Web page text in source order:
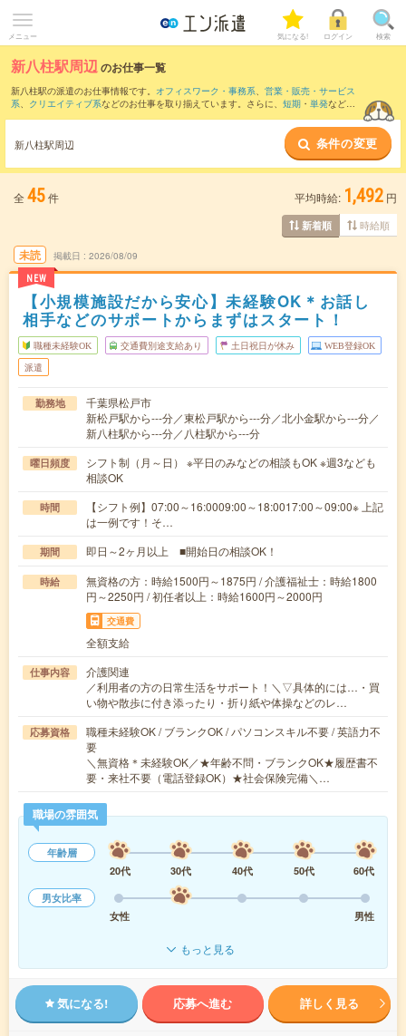
メニュー 気になる! ログイン 検索
新八柱駅周辺のお仕事一覧
新八柱駅の派遣のお仕事情報です。 オフィスワーク・事務系、 営業・販売・サービス
系、 クリエイティブ系などのお仕事を取り揃えています。さらに、 短期 ・ 単発などの
また、柏駅・船橋駅
など近隣駅のお仕事もご確認
いただけます。
新八柱駅周辺 条件の変更
全 45件 平均時給: 1,492 円
新着順 時給順
未読
NEW
掲載日 2026/08/09
【小規模施設だから安心】未経験OK＊お話し
相手などのサポートからまずはスタート！
職種未経験OK 交通費別途支給あり 土日祝日が休み WEB登録OK
派遣
勤務地
千葉県松戸市
新松戸駅から---分／東松戸駅から---分／北小金駅から---分／
新八柱駅から---分／八柱駅から---分
曜日頻度
シフト制（月～日） ※平日のみなどの相談もOK ※週3なども
相談OK
時間
【シフト例】07:00～16:0009:00～18:0017:00～09:00※ 上記
は一例です！そ…
期間 即日～2ヶ月以上 ■開始日の相談OK！
時給
無資格の方：時給1500円～1875円 / 介護福祉士：時給1800
円～2250円 / 初任者以上：時給1600円～2000円
交通費
全額支給
仕事内容
介護関連
／利用者の方の日常生活をサポート！＼▽具体的には…・買
い物や散歩に付き添ったり・折り紙や体操などのレ…
応募資格
職種未経験OK / ブランクOK / パソコンスキル不要 / 英語力不
要
＼無資格＊未経験OK／★年齢不問・ブランクOK★履歴書不
要・来社不要（電話登録OK）★社会保険完備＼…
職場の雰囲気
年齢層
20代
30代 40代 50代
60代
男女比率
女性
男性
もっと見る
気になる! 応募へ進む 詳しく見る